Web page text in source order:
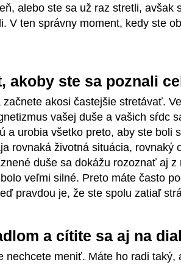
alebo ste sa už raz stretli, avšak
V ten správny moment, kedy ste
akoby ste sa poznali
začnete akosi častejšie stretávať.
vašej duše a vašich sŕdc
a urobia všetko preto, aby ste boli
rovnaká životná situácia, rovnaký
duše sa dokážu rozoznať aj z
veľmi silné. Preto máte často
pravdou je, že ste spolu zatiaľ
a cítite sa aj na
nechcete meniť. Máte ho radi taký,